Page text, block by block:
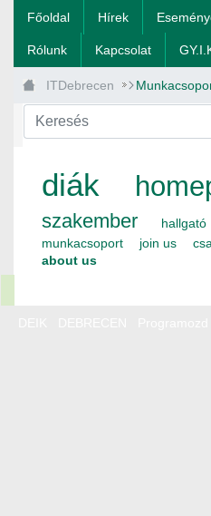
Ugrás a fő tartalomhoz
Főoldal Hírek
Rólunk Kapcsolat
ITDebrecen
about us
diák
szakember hallgató
munkacsoport
join us
about us